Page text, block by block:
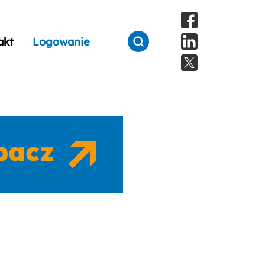
Logowanie